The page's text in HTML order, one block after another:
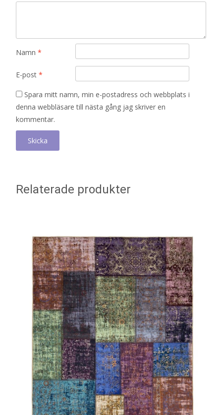
Namn *
E-post *
Spara mitt namn, min e-postadress och webbplats i
denna webbläsare till nästa gång jag skriver en
kommentar.
Relaterade produkter